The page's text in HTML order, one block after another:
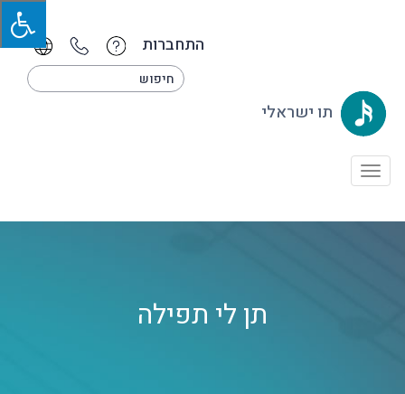
התחברות
תו ישראלי
Toggle
תן לי תפילה